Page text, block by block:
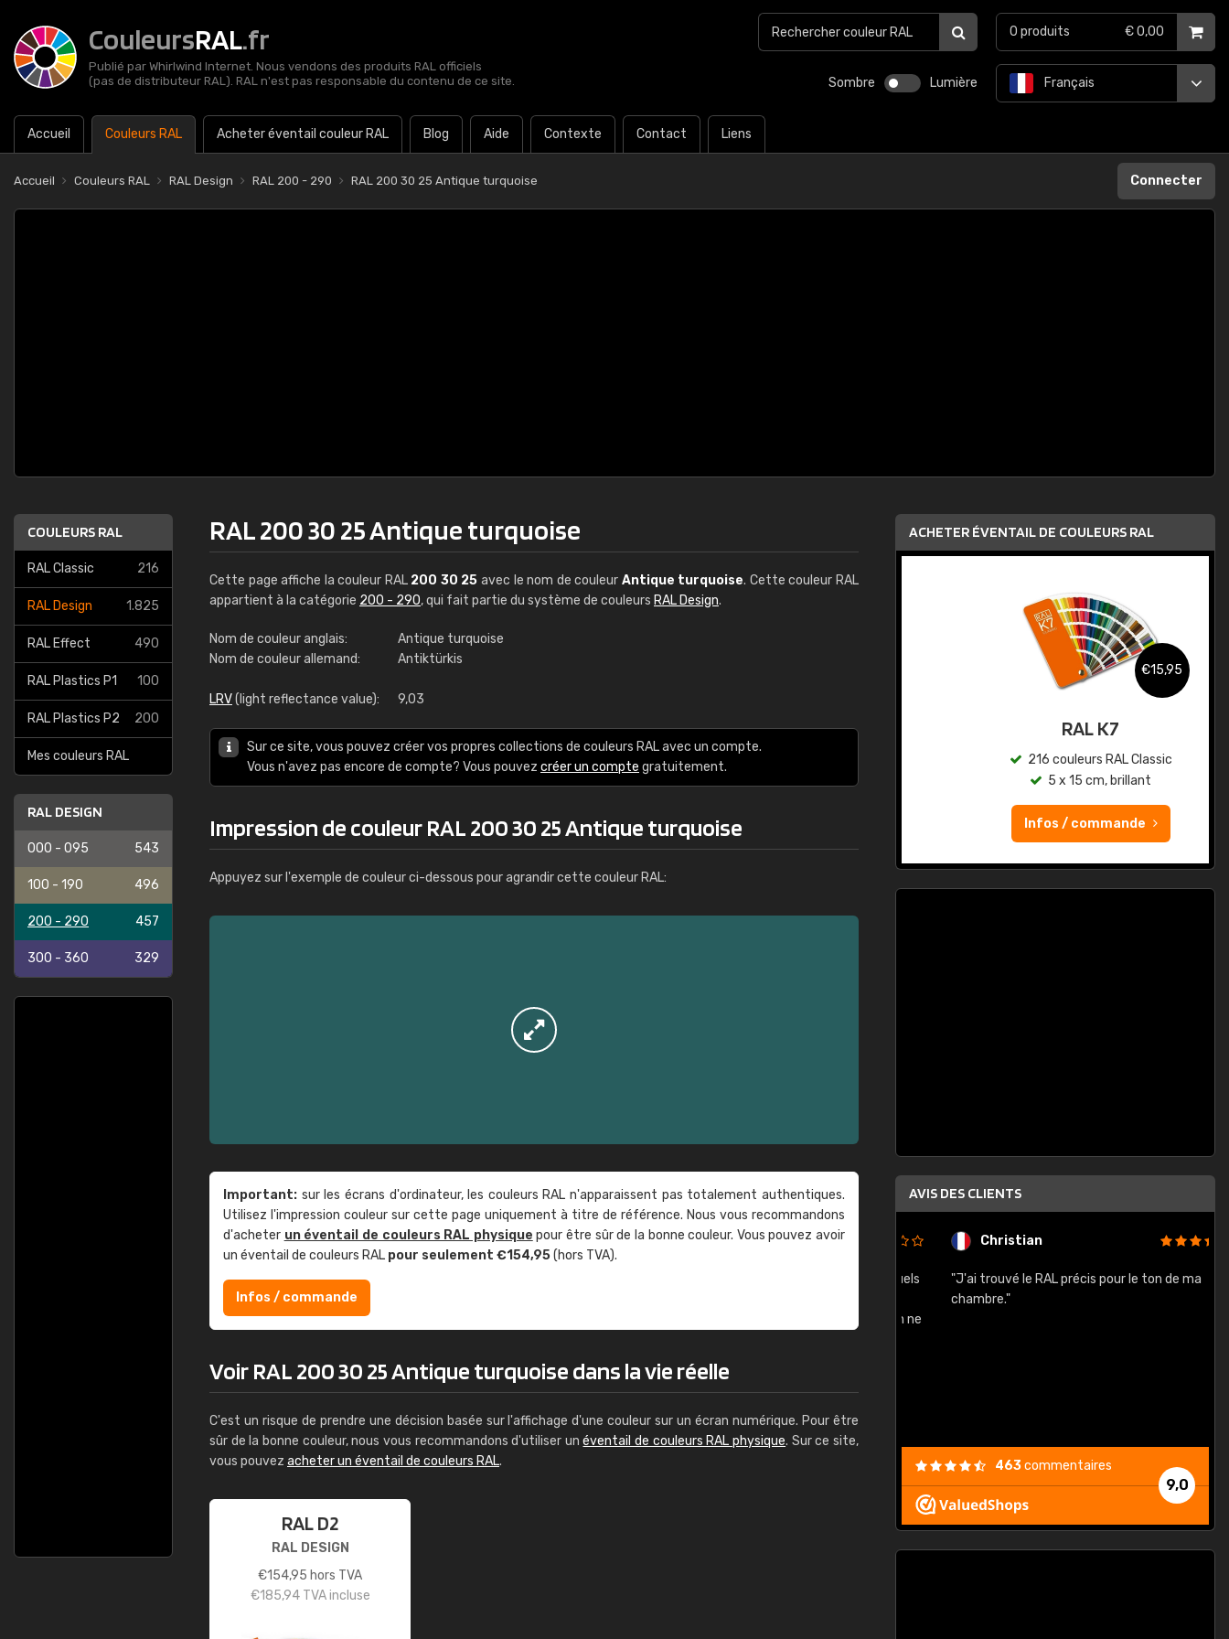
CouleursRAL.fr
Publié par Whirlwind Internet. Nous vendons des produits RAL officiels
(pas de distributeur RAL). RAL n'est pas responsable du contenu de ce site.
Sombre Lumière
Accueil Couleurs RAL Acheter éventail couleur RAL Blog Aide Contexte Contact Liens
Français
0 produits € 0,00
Accueil Couleurs RAL RAL Design RAL 200 - 290 RAL 200 30 25 Antique turquoise Connecter
COULEURS RAL
RAL Classic 216
RAL Design 1.825
RAL Effect 490
RAL Plastics P1 100
RAL Plastics P2 200
Mes couleurs RAL
RAL DESIGN
000 - 095 543
100 - 190 496
200 - 290 457
300 - 360 329
RAL 200 30 25 Antique turquoise
Cette page affiche la couleur RAL 200 30 25 avec le nom de couleur Antique turquoise. Cette couleur RAL
appartient à la catégorie 200 - 290, qui fait partie du système de couleurs RAL Design.
Nom de couleur anglais:
Antique turquoise
Nom de couleur allemand:
Antiktürkis
LRV(light reflectance value): 9,03
Sur ce site, vous pouvez créer vos propres collections de couleurs RAL avec un compte.
Vous n'avez pas encore de compte? Vous pouvez créer un compte gratuitement.
Impression de couleur RAL 200 30 25 Antique turquoise
Appuyez sur l'exemple de couleur ci-dessous pour agrandir cette couleur RAL:
Important: sur les écrans d'ordinateur, les couleurs RAL n'apparaissent pas totalement authentiques.
Utilisez l'impression couleur sur cette page uniquement à titre de référence. Nous vous recommandons
d'acheter un éventail de couleurs RAL physique pour être sûr de la bonne couleur. Vous pouvez avoir
un éventail de couleurs RAL pour seulement €154,95(hors TVA).
Infos / commande
Voir RAL 200 30 25 Antique turquoise dans la vie réelle
C'est un risque de prendre une décision basée sur l'affichage d'une couleur sur un écran numérique. Pour être
sûr de la bonne couleur, nous vous recommandons d'utiliser unéventail de couleurs RAL physique. Sur ce site,
vous pouvez acheter un éventail de couleurs RAL.
RAL D2
RAL DESIGN
€154,95 hors TVA
€185,94TVA incluse
ACHETER ÉVENTAIL DE COULEURS RAL
RAL K7 à base d'eau
216 couleurs RAL Classic
Infos / commande
€15,95
RAL K7
216 couleurs RAL Classic
5 x 15 cm, brillant
Infos / commande
AVIS DES CLIENTS
Guillaume Euvrard Christian
"J'ai trouvé le RAL précis pour le ton de ma
chambre."
9,0
463commentaires